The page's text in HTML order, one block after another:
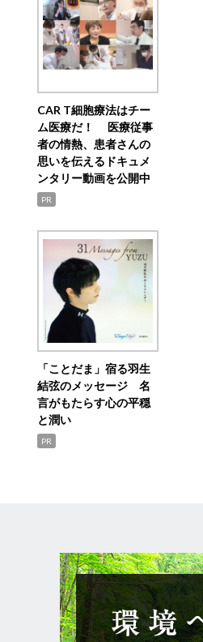
CAR T細胞療法はチー
ム医療だ！ 医療従事
者の情熱、患者さんの
思いを伝えるドキュメ
ンタリー動画を公開中
PR
「ことだま」宿る羽生
結弦のメッセージ 名
言がもたらす心の平穏
と潤い
PR